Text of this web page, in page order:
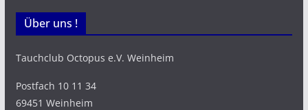
Über uns !
Tauchclub Octopus e.V. Weinheim
Postfach 10 11 34
69451 Weinheim